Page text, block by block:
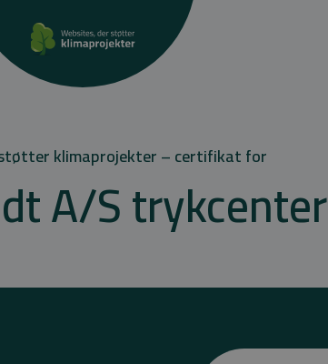
klimaprojekter – certifikat for
A/S trykcenter